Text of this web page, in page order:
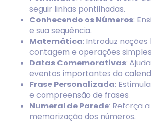
seguir linhas pontilhadas.
Conhecendo os Números:
e sua sequência.
Matemática: Introduz noções
contagem e operações
Datas Comemorativas:
eventos importantes do
Frase Personalizada:
e compreensão de frases.
Numeral de Parede: Reforça
memorização dos números.